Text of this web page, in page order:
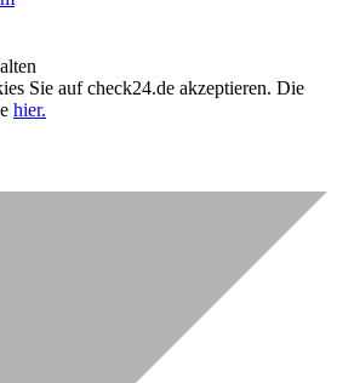
Sie auf check24.de akzeptieren. Die
hier.